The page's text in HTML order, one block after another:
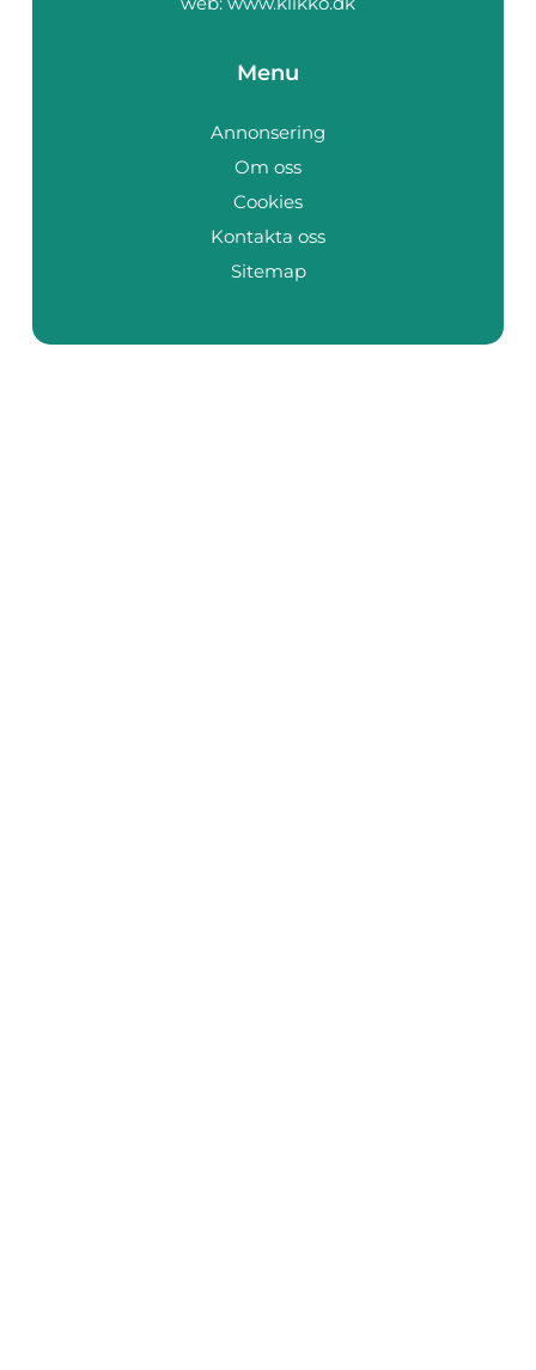
Menu
Annonsering
Om oss
Cookies
Kontakta oss
Sitemap